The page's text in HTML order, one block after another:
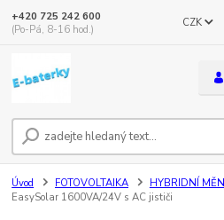
CZK
+420 725 242 600
(Po-Pá, 8-16 hod.)
Úvod FOTOVOLTAIKA HYBRIDNÍ
EasySolar 1600VA/24V s AC jističi